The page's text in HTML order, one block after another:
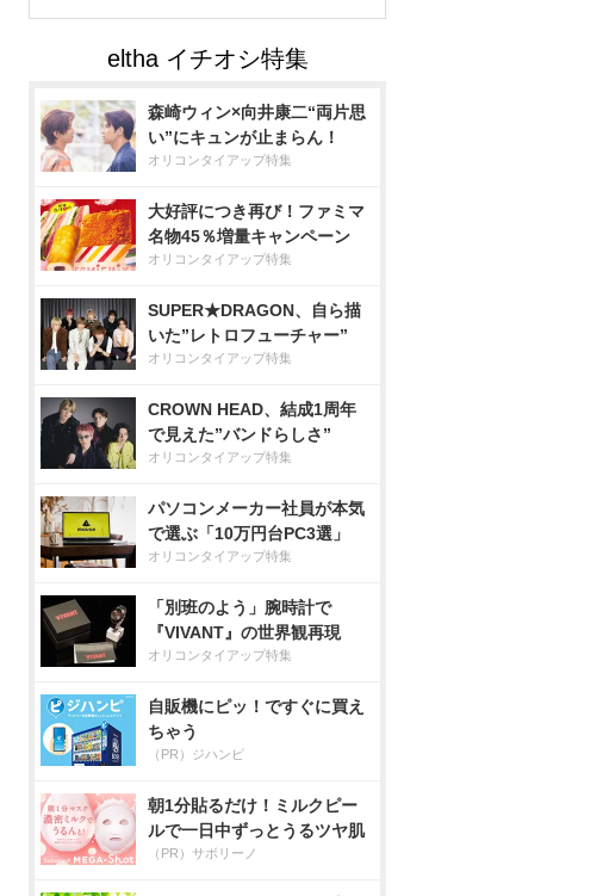
森崎ウィン×向井康二“両片思
い”にキュンが止まらん！
オリコンタイアップ特集
大好評につき再び！ファミマ
名物45％増量キャンペーン
オリコンタイアップ特集
SUPER★DRAGON、自ら描
いた”レトロフューチャー”
オリコンタイアップ特集
CROWN HEAD、結成1周年
で見えた”バンドらしさ”
オリコンタイアップ特集
パソコンメーカー社員が本気
で選ぶ「10万円台PC3選」
オリコンタイアップ特集
「別班のよう」腕時計で
『VIVANT』の世界観再現
オリコンタイアップ特集
自販機にピッ！ですぐに買え
ちゃう
（PR）ジハンピ
朝1分貼るだけ！ミルクピー
ルで一日中ずっとうるツヤ肌
（PR）サボリーノ